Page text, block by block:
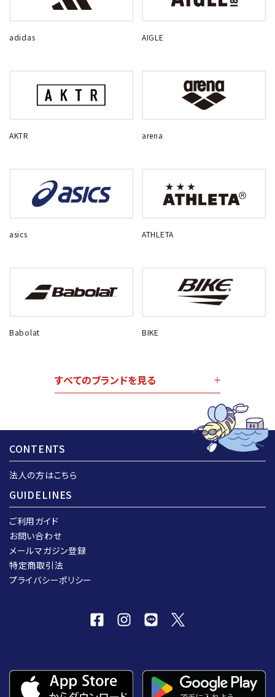
adidas AIGLE
AKTR arena
asics ATHLETA
Babolat BIKE
すべてのブランドを見る
CONTENTS
法人の方はこちら
GUIDELINES
ご利用ガイド
お問い合わせ
メールマガジン登録
特定商取引法
プライバシーポリシー